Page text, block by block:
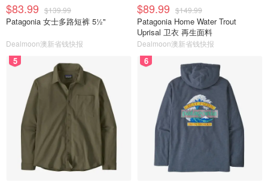
$83.99 $139.99
Patagonia 女士多路短裤 5½"
Dealmoon澳新省钱快报
$89.99 $149.99
Patagonia Home Water Trout
Uprisal 卫衣 再生面料
Dealmoon澳新省钱快报
5 6